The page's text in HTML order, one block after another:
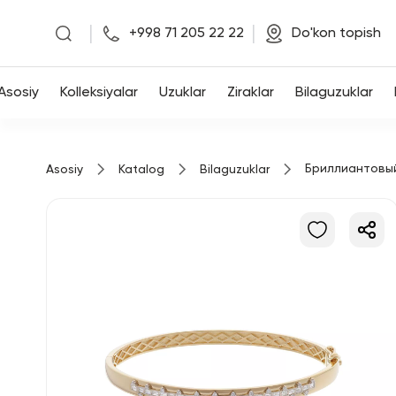
Asosiy
+998 71 205 22 22 Do'kon topish
Kolleksiyalar Uzuklar Ziraklar Bilaguzuklar
Asosiy Katalog Bilaguzuklar